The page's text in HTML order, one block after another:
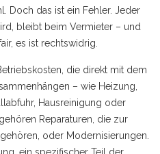
Doch das ist ein Fehler. Jeder
bleibt beim Vermieter – und
es ist rechtswidrig.
die direkt mit dem
– wie Heizung,
Hausreinigung oder
Reparaturen, die zur
oder Modernisierungen.